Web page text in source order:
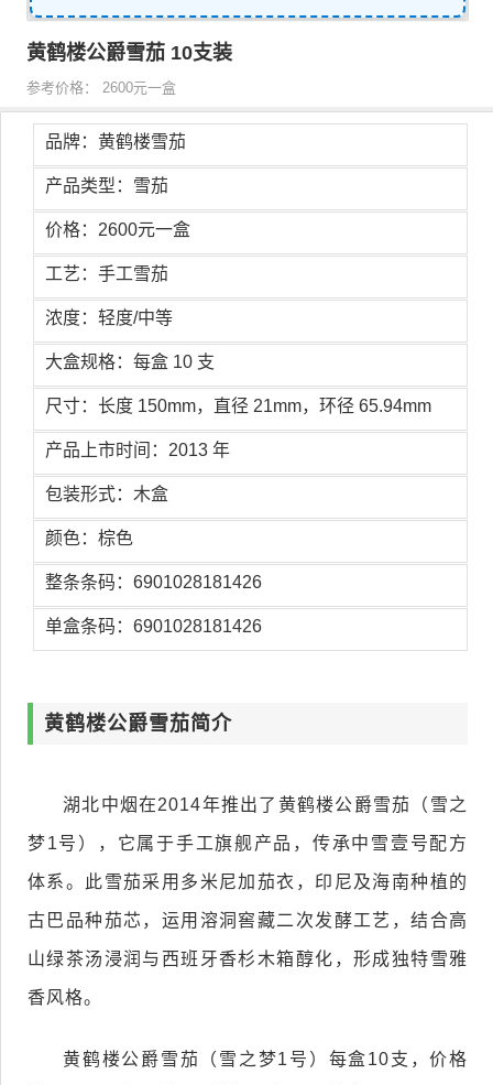
黄鹤楼公爵雪茄 10支装
参考价格： 2600元一盒
品牌：黄鹤楼雪茄
产品类型：雪茄
价格：2600元一盒
工艺：手工雪茄
浓度：轻度/中等
大盒规格：每盒 10 支
尺寸：长度 150mm，直径 21mm，环径 65.94mm
产品上市时间：2013 年
包装形式：木盒
颜色：棕色
整条条码：6901028181426
单盒条码：6901028181426
黄鹤楼公爵雪茄简介
湖北中烟在2014年推出了黄鹤楼公爵雪茄（雪之
梦1号），它属于手工旗舰产品，传承中雪壹号配方
体系。此雪茄采用多米尼加茄衣，印尼及海南种植的
古巴品种茄芯，运用溶洞窖藏二次发酵工艺，结合高
山绿茶汤浸润与西班牙香杉木箱醇化，形成独特雪雅
香风格。
黄鹤楼公爵雪茄（雪之梦1号）每盒10支，价格